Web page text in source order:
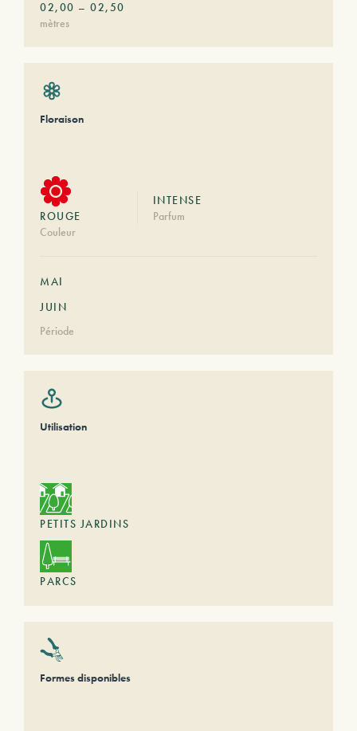
02,00 – 02,50
mètres
Floraison
ROUGE
Couleur
INTENSE
Parfum
MAI
JUIN
Période
Utilisation
PETITS JARDINS
PARCS
Formes disponibles